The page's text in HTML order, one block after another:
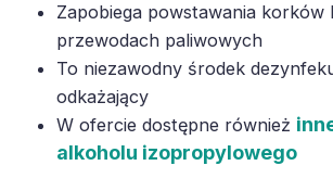
Zapobiega powstawania korków
przewodach paliwowych
To niezawodny środek
odkażający
W ofercie dostępne również
alkoholu izopropylowego